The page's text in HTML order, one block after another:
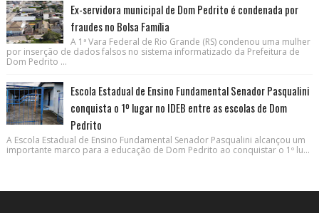
Ex-servidora municipal de Dom Pedrito é condenada por
fraudes no Bolsa Família
A 1ª Vara Federal de Rio Grande (RS) condenou uma mulher
por inserção de dados falsos no sistema informatizado da Prefeitura de
Dom Pedrito ...
Escola Estadual de Ensino Fundamental Senador Pasqualini
conquista o 1º lugar no IDEB entre as escolas de Dom
Pedrito
A Escola Estadual de Ensino Fundamental Senador Pasqualini alcançou um
importante marco para a educação de Dom Pedrito ao conquistar o 1º lu...